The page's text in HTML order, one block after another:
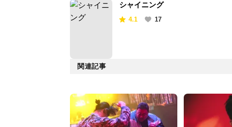
シャイニング
4.1 17
関連記事